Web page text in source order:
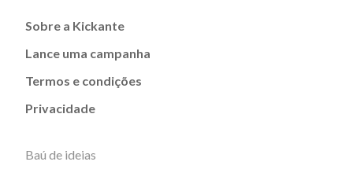
Sobre a Kickante
Lance uma campanha
Termos e condições
Privacidade
Baú de ideias